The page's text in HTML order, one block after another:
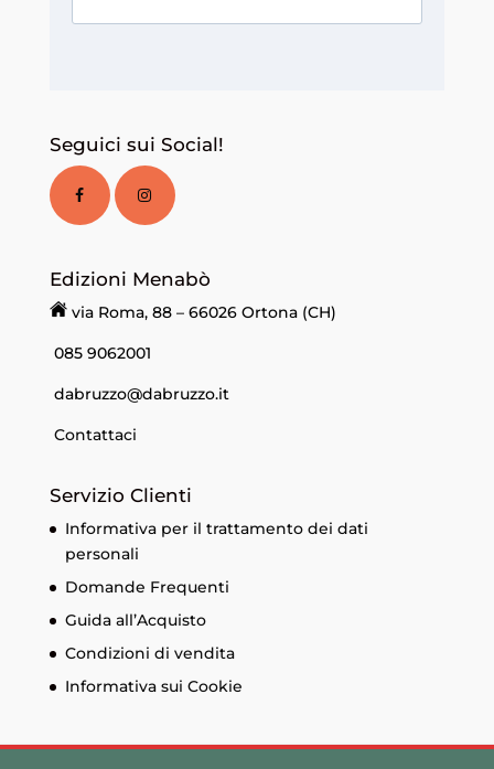
Seguici sui Social!
Edizioni Menabò
via Roma, 88 – 66026 Ortona (CH)
085 9062001
dabruzzo@dabruzzo.it
Contattaci
Servizio Clienti
Informativa per il trattamento dei dati
personali
Domande Frequenti
Guida all’Acquisto
Condizioni di vendita
Informativa sui Cookie